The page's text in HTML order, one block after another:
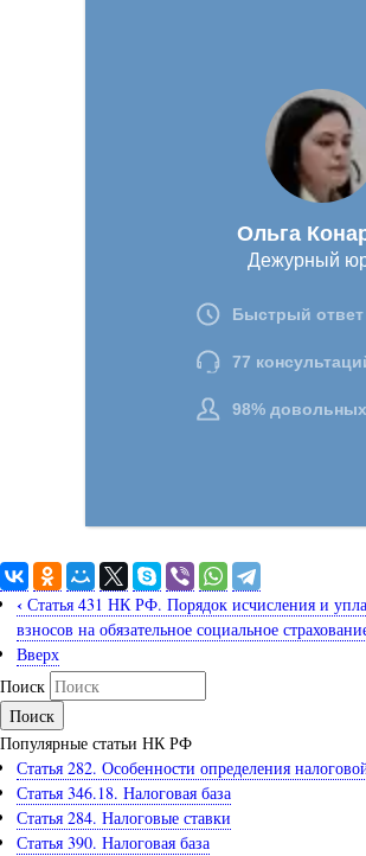
‹ Статья 431 НК РФ. Порядок исчисления и
взносов на обязательное социальное
Вверх
Поиск
Популярные статьи НК РФ
Статья 282. Особенности определения
Статья 346.18. Налоговая база
Статья 284. Налоговые ставки
Статья 390. Налоговая база